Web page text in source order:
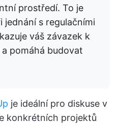
prostředí. To je
jednání s regulačními
váš závazek k
pomáhá budovat
je ideální pro diskuse v
konkrétních projektů